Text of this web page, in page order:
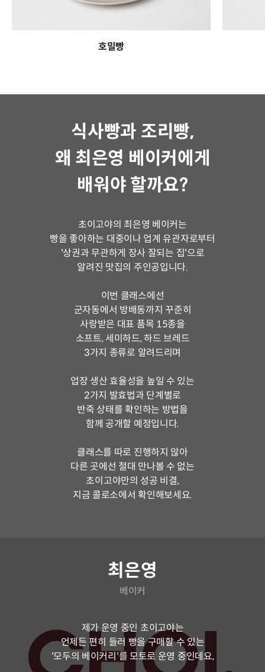
호밀빵
식사빵과 조리빵,
왜 최은영 베이커에게
배워야 할까요?
초이고야의 최은영 베이커는
빵을 좋아하는 대중이나 업계 유관자로부터
'상권과 무관하게 장사 잘되는 집'으로
알려진 맛집의 주인공입니다.
이번 클래스에선
군자동에서 방배동까지 꾸준히
사랑받은 대표 품목 15종을
소프트, 세미하드, 하드 브레드
3가지 종류로 알려드리며
업장 생산 효율성을 높일 수 있는
2가지 발효법과 단계별로
반죽 상태를 확인하는 방법을
함께 공개할 예정입니다.
클래스를 따로 진행하지 않아
다른 곳에선 절대 만나볼 수 없는
초이고야만의 성공 비결,
지금 콜로소에서 확인해보세요.
최은영
베이커
제가 운영 중인 초이고야는
언제든 편히 들러 빵을 구매할 수 있는
'모두의 베이커리'를 모토로 운영 중인데요,